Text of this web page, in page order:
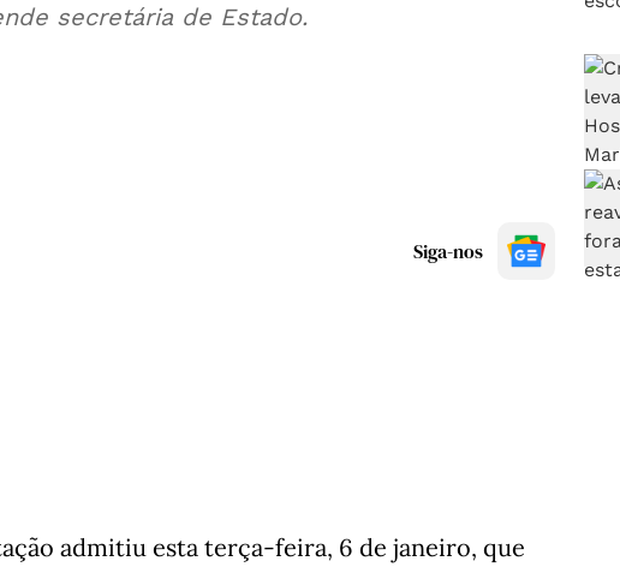
secretária de Estado.
Siga-nos
admitiu esta terça-feira, 6 de janeiro, que